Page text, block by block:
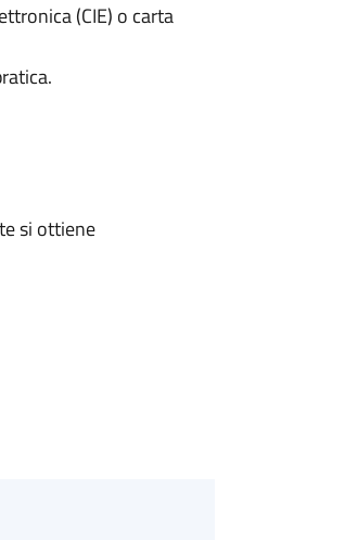
(CIE) o carta
si ottiene